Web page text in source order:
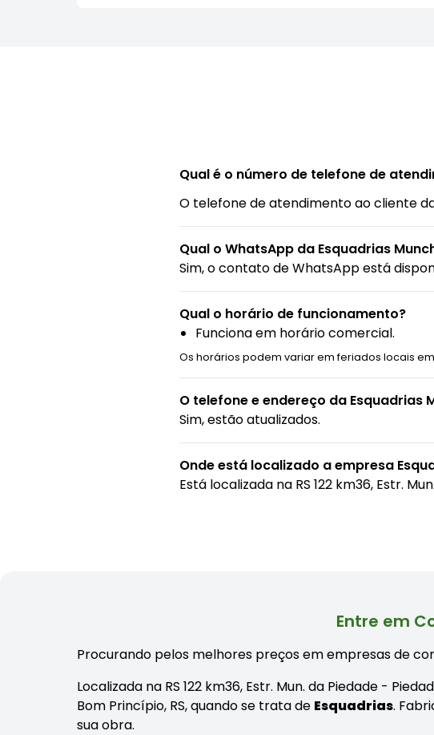
Qual é o número de telefone de
O telefone de atendimento ao cliente
Qual o WhatsApp da Esquadrias
Sim, o contato de WhatsApp está
Qual o horário de funcionamento?
Funciona em horário comercial.
Os horários podem variar em feriados locais
O telefone e endereço da Esquadrias
Sim, estão atualizados.
Onde está localizado a empresa
Está localizada na RS 122 km36, Estr.
Entre em
Procurando pelos melhores preços em empresas de
Localizada na RS 122 km36, Estr. Mun. da Piedade -
Bom Princípio, RS, quando se trata de Esquadrias.
sua obra.